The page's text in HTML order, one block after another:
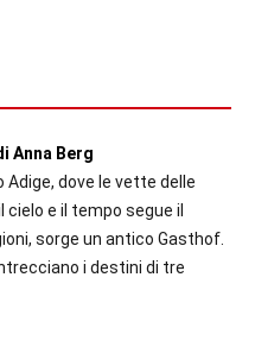
Anna Berg
Adige, dove le vette delle
cielo e il tempo segue il
sorge un antico Gasthof.
i destini di tre